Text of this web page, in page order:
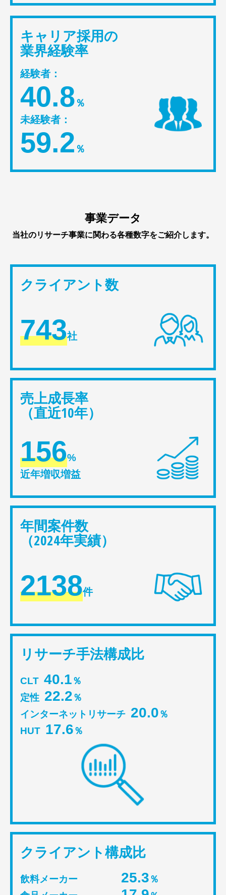
キャリア採用の
業界経験率
経験者：
40.8 ％
未経験者：
59.2 ％
事業データ
当社のリサーチ事業に関わる各種数字をご紹介します。
クライアント数
743社
売上成長率
（直近10年）
156%
近年増収増益
年間案件数
（2024年実績）
2138件
リサーチ手法構成比
CLT 40.1％
定性 22.2％
インターネットリサーチ 20.0％
HUT 17.6％
クライアント構成比
飲料メーカー 25.3％